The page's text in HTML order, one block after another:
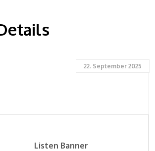
22. September 2025
Listen Banner